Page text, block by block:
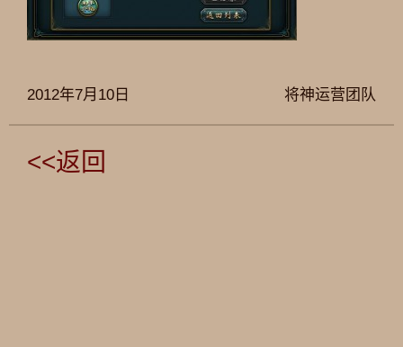
将神运营团队
2012年7月10日
<<返回